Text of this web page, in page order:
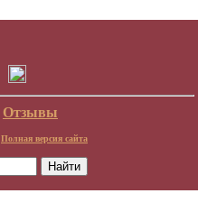
Отзывы
Полная версия сайта